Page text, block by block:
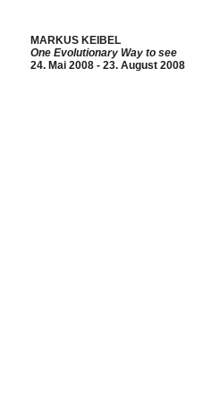
MARKUS KEIBEL
One Evolutionary Way to see
24. Mai 2008 - 23. August 2008